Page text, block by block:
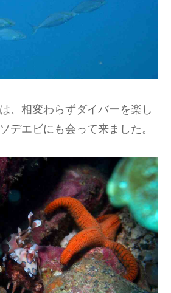
、相変わらずダイバーを楽し
デエビにも会って来ました。